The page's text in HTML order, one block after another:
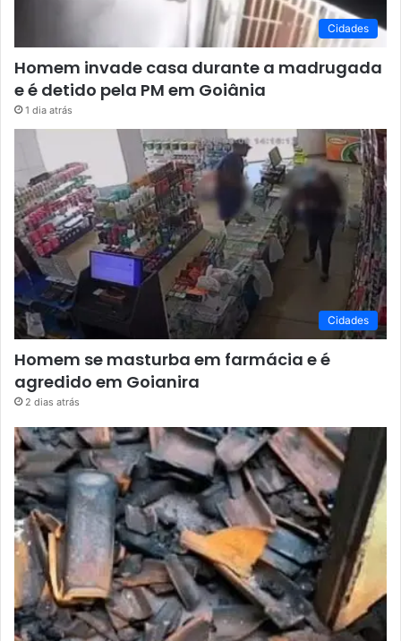
Cidades
Homem invade casa durante a madrugada
e é detido pela PM em Goiânia
1 dia atrás
Cidades
Homem se masturba em farmácia e é
agredido em Goianira
2 dias atrás